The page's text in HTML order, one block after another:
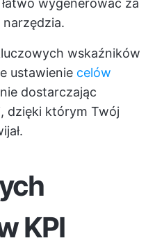
wygenerować za
wskaźników
ustawienie celów
dostarczając
dzięki którym Twój
KPI